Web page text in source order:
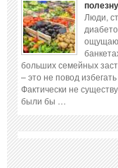
Люди,
больших семейных
– это не повод
Фактически не
были бы …